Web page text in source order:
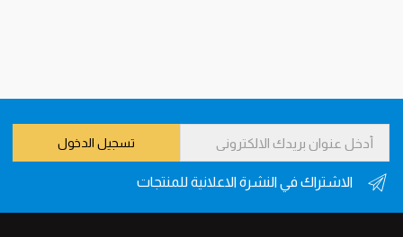
تسجيل الدخول
الاشتراك في النشرة الاعلانية للمنتجات